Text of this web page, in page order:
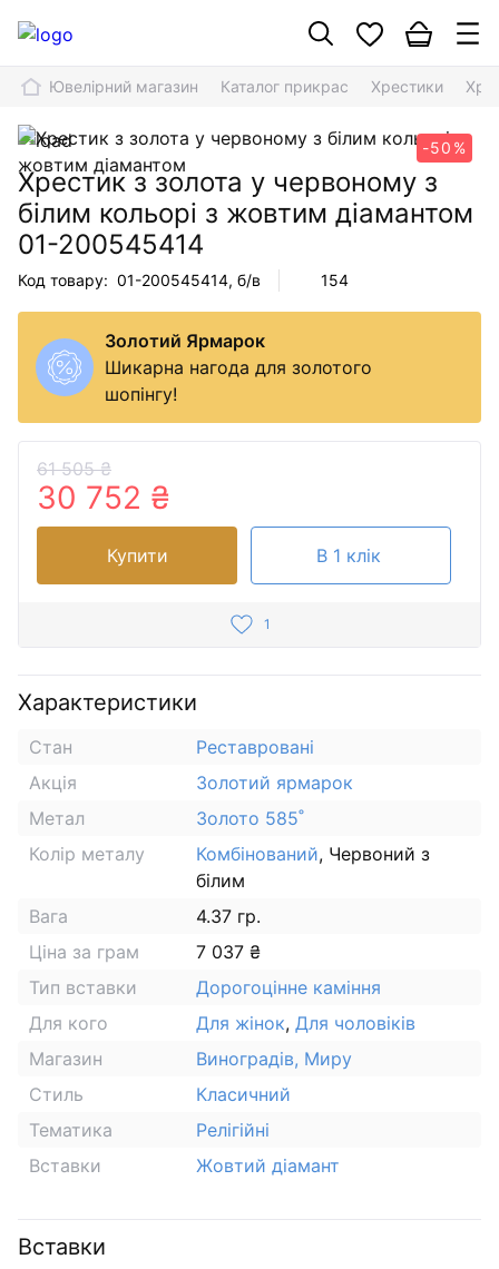
Ювелірний магазин Каталог прикрас Хрестики
-50%
Хрестик з золота у червоному з
білим кольорі з жовтим діамантом
01-200545414
Код товару: 01-200545414, б/в 154
Золотий Ярмарок
Шикарна нагода для золотого
шопінгу!
61 505 ₴
30 752 ₴
Купити В 1 клік
1
Характеристики
Стан
Реставровані
Акція
Золотий ярмарок
Метал
Золото 585˚
Колір металу
Комбінований, Червоний з
білим
Вага
4.37 гр.
Ціна за грам
7 037 ₴
Тип вставки
Дорогоцінне каміння
Для кого
Для жінок, Для чоловіків
Магазин
Виноградів, Миру
Стиль
Класичний
Тематика
Релігійні
Вставки
Жовтий діамант
Вставки